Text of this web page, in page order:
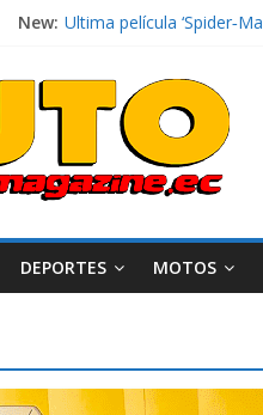
New: El costo de tener un
¿Qué puede pasar con
La Vuelta al Ecuador
La FEDAK recibe 12
DEPORTES MOTOS